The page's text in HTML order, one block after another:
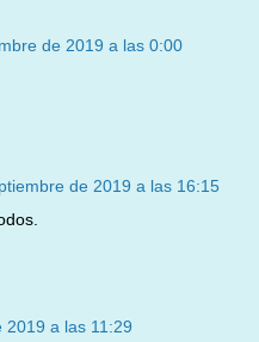
de 2019 a las 0:00
de 2019 a las 16:15
2019 a las 11:29